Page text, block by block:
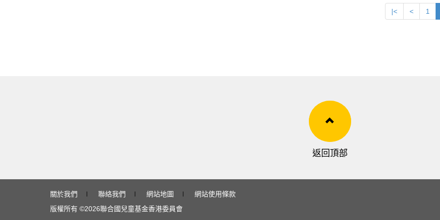
|< < 1
返回頂部
關於我們 ∣ 聯絡我們 ∣ 網站地圖 ∣
網站使用條款
版權所有 ©2026聯合國兒童基金香港委員會